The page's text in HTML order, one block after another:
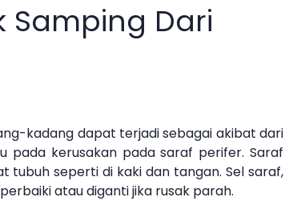
Samping Dari
kadang dapat terjadi sebagai akibat dari
pada kerusakan pada saraf perifer. Saraf
seperti di kaki dan tangan. Sel saraf,
atau diganti jika rusak parah.